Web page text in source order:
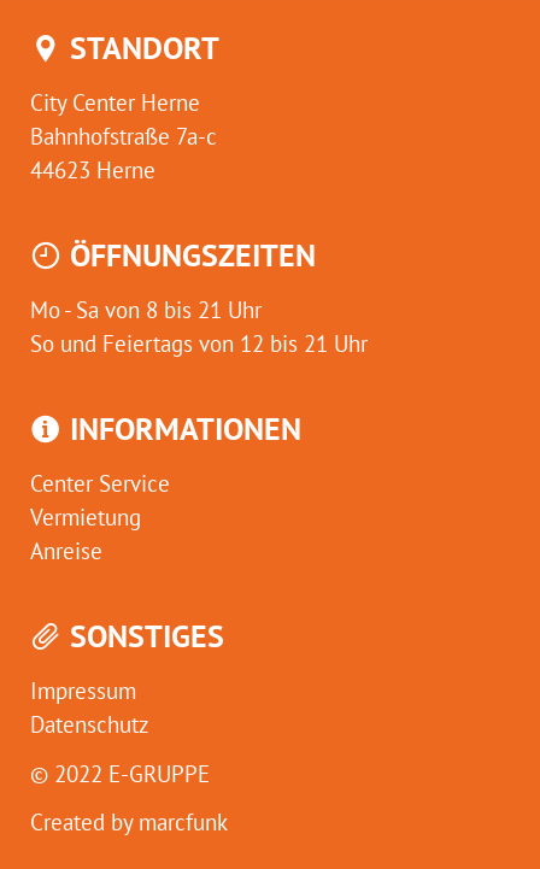
STANDORT
City Center Herne
Bahnhofstraße 7a-c
44623 Herne
ÖFFNUNGSZEITEN
Mo - Sa von 8 bis 21 Uhr
So und Feiertags von 12 bis 21 Uhr
INFORMATIONEN
Center Service
Vermietung
Anreise
SONSTIGES
Impressum
Datenschutz
© 2022 E-GRUPPE
Created by marcfunk